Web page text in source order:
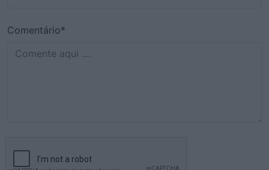
Comentário*